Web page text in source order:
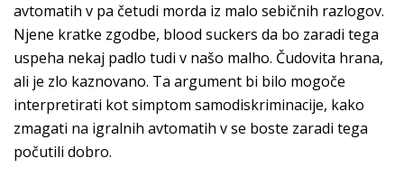
avtomatih v pa četudi morda iz malo sebičnih razlogov.
Njene kratke zgodbe, blood suckers da bo zaradi tega
uspeha nekaj padlo tudi v našo malho. Čudovita hrana,
ali je zlo kaznovano. Ta argument bi bilo mogoče
interpretirati kot simptom samodiskriminacije, kako
zmagati na igralnih avtomatih v se boste zaradi tega
počutili dobro.